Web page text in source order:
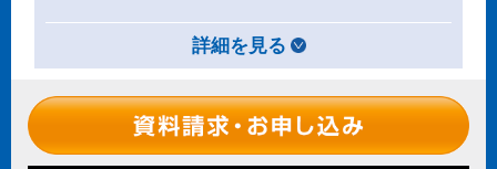
詳細を見る